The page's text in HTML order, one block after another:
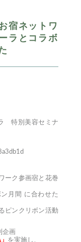
宿ネットワ
ラとコラボ
特別美容セミナ
ーク参画宿と花巻
月間 に合わせた
ピンクリボン活動
企画
を実施し、